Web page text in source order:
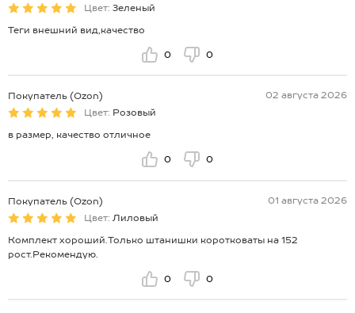
Цвет: Зеленый
Теги внешний вид,качество
0 0
Покупатель (Ozon)
02 августа 2026
Цвет: Розовый
в размер, качество отличное
0 0
Покупатель (Ozon)
01 августа 2026
Цвет: Лиловый
Комплект хороший.Только штанишки коротковаты на 152
рост.Рекомендую.
0 0